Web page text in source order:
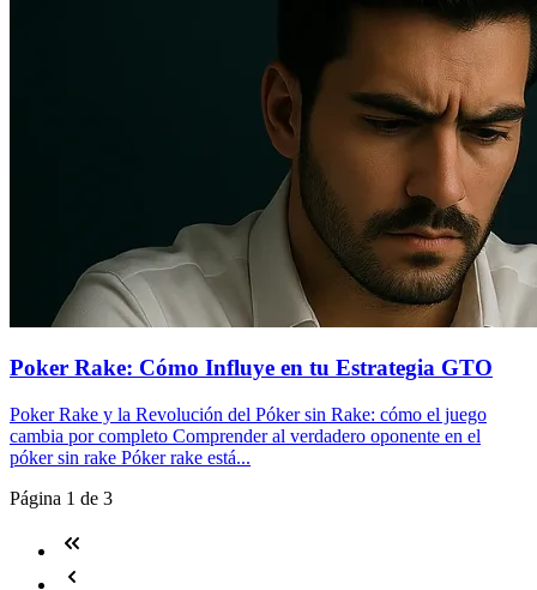
Poker Rake: Cómo Influye en tu Estrategia GTO
Poker Rake y la Revolución del Póker sin Rake: cómo el juego
cambia por completo Comprender al verdadero oponente en el
póker sin rake Póker rake está...
Página 1 de 3